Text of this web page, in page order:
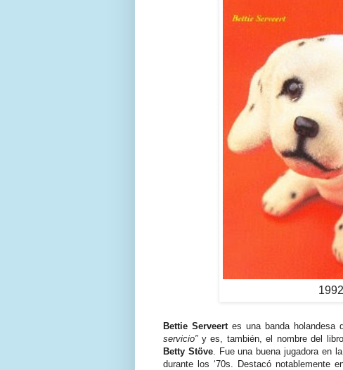
Bettie Serveert es una banda holandesa
servicio”y es, también, el nombre del
Betty Stöve. Fue una buena jugadora en
durante los ‘70s. Destacó notablemente